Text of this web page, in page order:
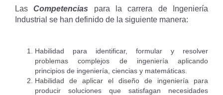
LasCompetencias para la carrera de Ingeniería
Industrial se han definido de la siguiente manera:
Habilidad para identificar, formular y resolver
problemas complejos de ingeniería aplicando
principios de ingeniería, ciencias y matemáticas.
Habilidad de aplicar el diseño de ingeniería para
producir soluciones que satisfagan necesidades